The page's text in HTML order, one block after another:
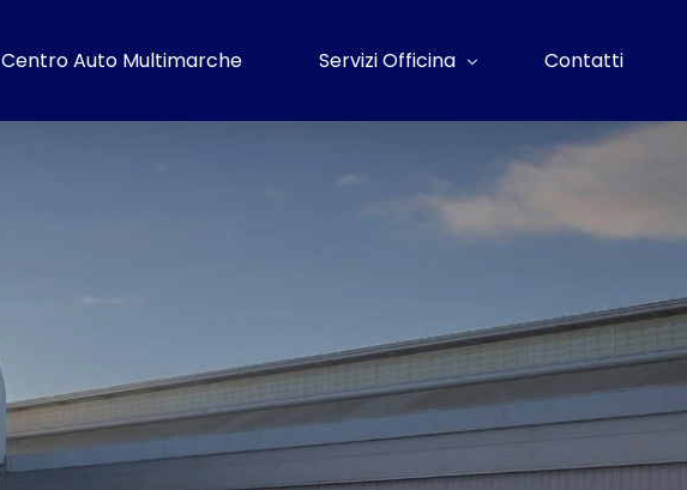
Centro Auto Multimarche Servizi Officina
Officina e Meccatronica
Centro Revisioni
Carrozzeria Autorizzata Ford
Soccorso Stradale
Servizio Avviso Scadenze
Pratiche Assicurative e finanziamenti
Contatti